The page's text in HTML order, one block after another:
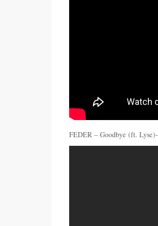
FEDER – Goodbye (ft. Lyse)-